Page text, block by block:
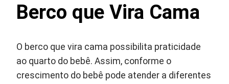
Berco que Vira Cama
O berco que vira cama possibilita praticidade
ao quarto do bebê. Assim, conforme o
crescimento do bebê pode atender a diferentes